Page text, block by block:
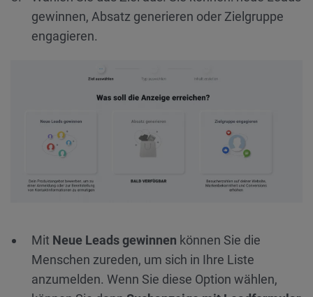
gewinnen, Absatz generieren oder Zielgruppe
engagieren.
Mit Neue Leads gewinnen können Sie die
Menschen zureden, um sich in Ihre Liste
anzumelden. Wenn Sie diese Option wählen,